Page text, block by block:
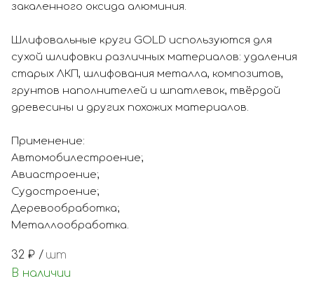
закаленного оксида алюминия.
Шлифовальные круги GOLD используются для
сухой шлифовки различных материалов: удаления
старых ЛКП, шлифования металла, композитов,
грунтов наполнителей и шпатлевок, твёрдой
древесины и других похожих материалов.
Применение:
Автомобилестроение;
Авиастроение;
Судостроение;
Деревообработка;
Металлообработка.
32 ₽ / шт
В наличии